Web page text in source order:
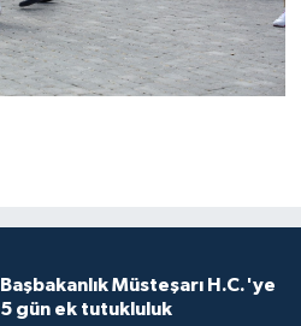
Başbakanlık Müsteşarı H.C.'ye
5 gün ek tutukluluk